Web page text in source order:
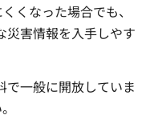
くなった場合でも、
災害情報を入手しやす
で一般に開放していま